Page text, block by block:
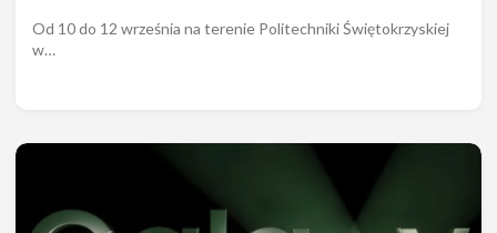
Od 10 do 12 września na terenie Politechniki Świętokrzyskiej
w…